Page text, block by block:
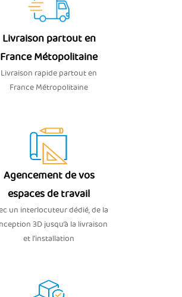
Livraison partout en
France Métopolitaine
Livraison rapide partout en
France Métropolitaine
Agencement de vos
espaces de travail
un interlocuteur dédié, de la
3D jusqu’à la livraison
et l'installation